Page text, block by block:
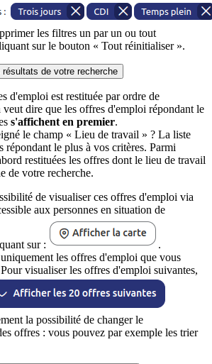
les filtres un par un ou tout
sur le bouton « Tout réinitialiser ».
de votre recherche
d'emploi est restituée par ordre de
veut dire que les offres d'emploi répondant le
s'affichent en premier.
le champ « Lieu de travail » ? La liste
répondant le plus à vos critères. Parmi
restituées les offres dont le lieu de travail
de votre recherche.
de visualiser ces offres d'emploi via
aux personnes en situation de
sur :
.
les offres d'emploi que vous
visualiser les offres d'emploi suivantes,
la possibilité de changer le
offres : vous pouvez par exemple les trier